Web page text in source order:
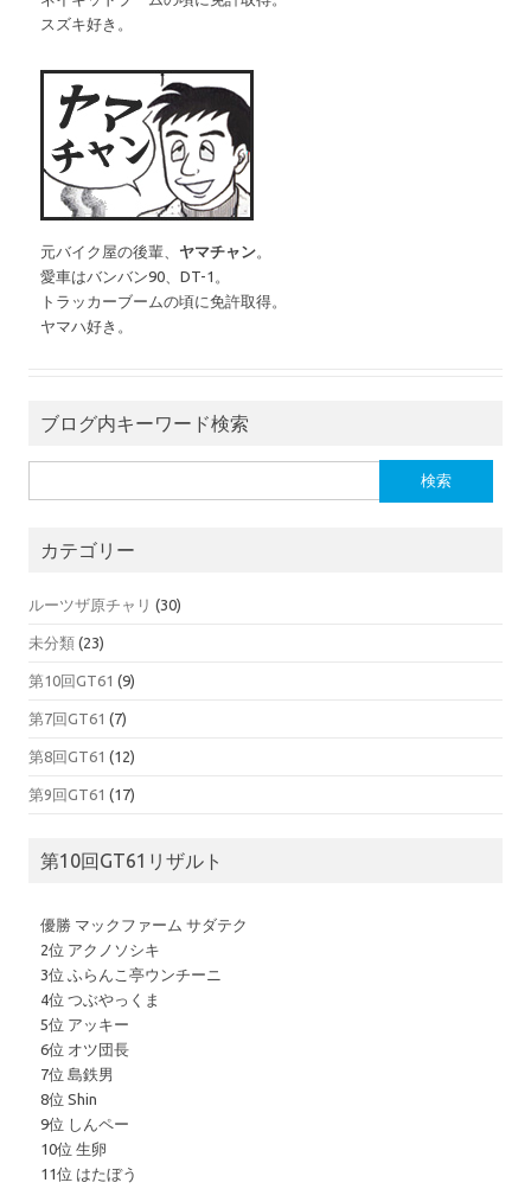
スズキ好き。
元バイク屋の後輩、 ヤマチャン。
愛車はバンバン90、DT-1。
トラッカーブームの頃に免許取得。
ヤマハ好き。
ブログ内キーワード検索
カテゴリー
ルーツザ原チャリ (30)
未分類 (23)
第10回GT61 (9)
第7回GT61 (7)
第8回GT61 (12)
第9回GT61 (17)
第10回GT61リザルト
優勝 マックファーム サダテク
2位 アクノソシキ
3位 ふらんこ亭ウンチーニ
4位 つぶやっくま
5位 アッキー
6位 オツ団長
7位 島鉄男
8位 Shin
9位 しんペー
10位 生卵
11位 はたぼう